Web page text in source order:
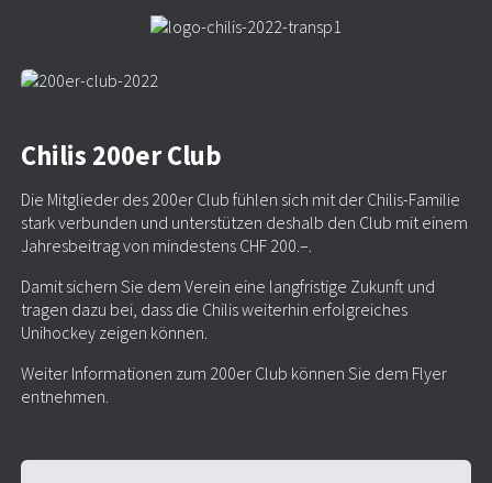
Chilis 200er Club
Die Mitglieder des 200er Club fühlen sich mit der Chilis-Familie
stark verbunden und unterstützen deshalb den Club mit einem
Jahresbeitrag von mindestens CHF 200.–.
Damit sichern Sie dem Verein eine langfristige Zukunft und
tragen dazu bei, dass die Chilis weiterhin erfolgreiches
Unihockey zeigen können.
Weiter Informationen zum 200er Club können Sie dem Flyer
entnehmen.